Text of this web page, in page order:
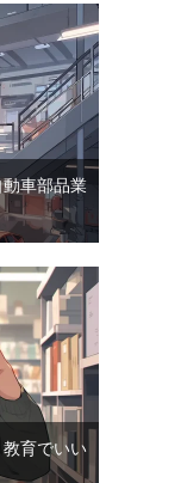
車部品業
教育でいい